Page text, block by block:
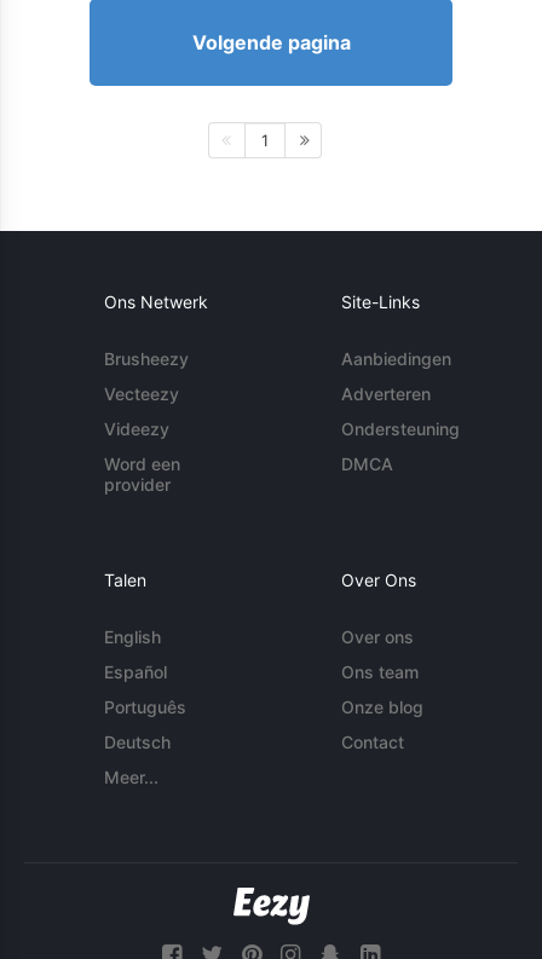
Volgende pagina
1
Ons Netwerk
Brusheezy
Vecteezy
Videezy
Word een
provider
Site-Links
Aanbiedingen
Adverteren
Ondersteuning
DMCA
Talen
English
Español
Português
Deutsch
Meer...
Over Ons
Over ons
Ons team
Onze blog
Contact